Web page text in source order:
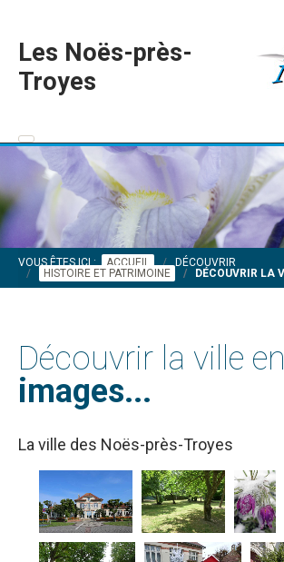
Les Noës-près-
Troyes
VOUS ÊTES ICI : ACCUEIL
DÉCOUVRIR
HISTOIRE ET PATRIMOINE
DÉCOUVRIR LA
Découvrir la ville en
images...
La ville des Noës-près-Troyes